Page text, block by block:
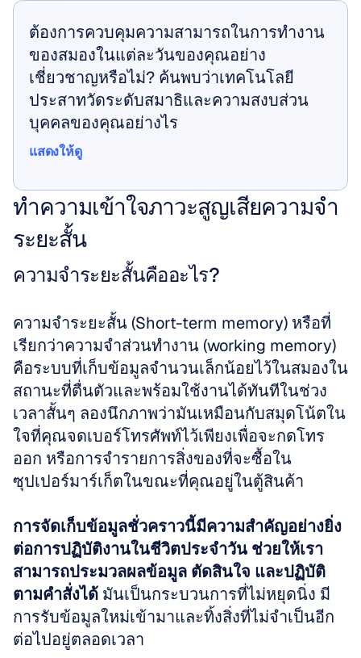
ต้องการควบคุมความสามารถในการทำงาน
ของสมองในแต่ละวันของคุณอย่าง
เชี่ยวชาญหรือไม่? ค้นพบว่าเทคโนโลยี
ประสาทวัดระดับสมาธิและความสงบส่วน
บุคคลของคุณอย่างไร
แสดงให้ดู
ทำความเข้าใจภาวะสูญเสียความจำ
ระยะสั้น
ความจำระยะสั้นคืออะไร?
ความจำระยะสั้น (Short-term memory) หรือที่
เรียกว่าความจำส่วนทำงาน (working memory)
คือระบบที่เก็บข้อมูลจำนวนเล็กน้อยไว้ในสมองใน
สถานะที่ตื่นตัวและพร้อมใช้งานได้ทันทีในช่วง
เวลาสั้นๆ ลองนึกภาพว่ามันเหมือนกับสมุดโน้ตใน
ใจที่คุณจดเบอร์โทรศัพท์ไว้เพียงเพื่อจะกดโทร
ออก หรือการจำรายการสิ่งของที่จะซื้อใน
ซุปเปอร์มาร์เก็ตในขณะที่คุณอยู่ในตู้สินค้า
การจัดเก็บข้อมูลชั่วคราวนี้มีความสำคัญอย่างยิ่ง
ต่อการปฏิบัติงานในชีวิตประจำวัน ช่วยให้เรา
สามารถประมวลผลข้อมูล ตัดสินใจ และปฏิบัติ
ตามคำสั่งได้ มันเป็นกระบวนการที่ไม่หยุดนิ่ง มี
การรับข้อมูลใหม่เข้ามาและทิ้งสิ่งที่ไม่จำเป็นอีก
ต่อไปอยู่ตลอดเวลา